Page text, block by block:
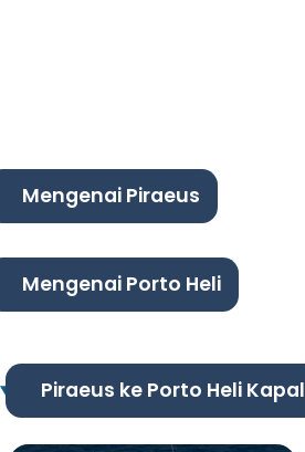
Mengenai Piraeus
Mengenai Porto Heli
Piraeus ke Porto Heli Kapal